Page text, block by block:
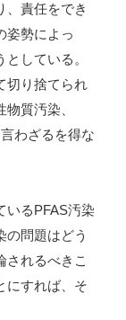
、責任をでき
姿勢によっ
している。
切り捨てられ
質汚染、
わざるを得な
るPFAS汚染
の問題はどう
されるべきこ
にすれば、そ